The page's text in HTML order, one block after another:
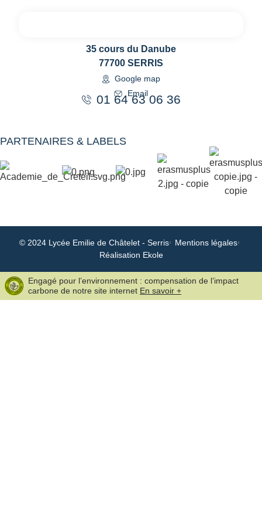
35 cours du Danube
77700 SERRIS
Google map
Email
01 64 63 06 36
PARTENAIRES & LABELS
© 2024 Lycée Emilie de Châtelet - Serris
Mentions légales
Réalisation Ekole
Engagé pour l’environnement : compensation de l’impact
carbone de notre site internet En savoir +